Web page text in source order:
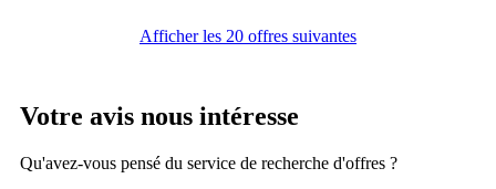
Afficher les 20 offres suivantes
Votre avis nous intéresse
Qu'avez-vous pensé du service de recherche d'offres ?